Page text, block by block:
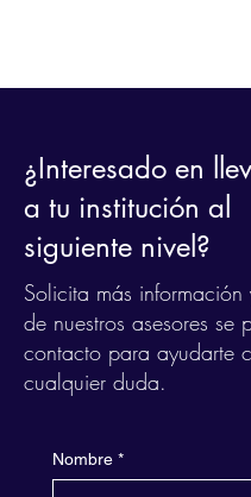
¿Interesado en
a tu institución al
siguiente nivel?
Solicita más
de nuestros asesores se
contacto para ayudarte
cualquier duda.
Nombre *